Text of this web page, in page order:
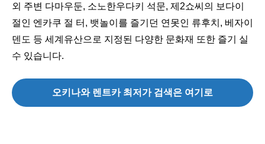
외 주변 다마우둔, 소노한우다키 석문, 제2쇼씨의 보다이
절인 엔카쿠 절 터, 뱃놀이를 즐기던 연못인 류후치, 베자이
덴도 등 세계유산으로 지정된 다양한 문화재 또한 즐기 실
수 있습니다.
오키나와 렌트카 최저가 검색은 여기로